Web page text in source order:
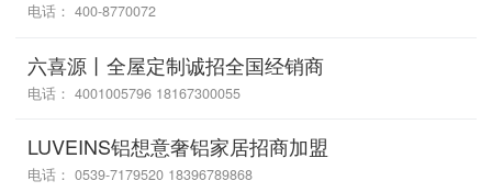
电话： 400-8770072
六喜源丨全屋定制诚招全国经销商
电话： 4001005796 18167300055
LUVEINS铝想意奢铝家居招商加盟
电话： 0539-7179520 18396789868